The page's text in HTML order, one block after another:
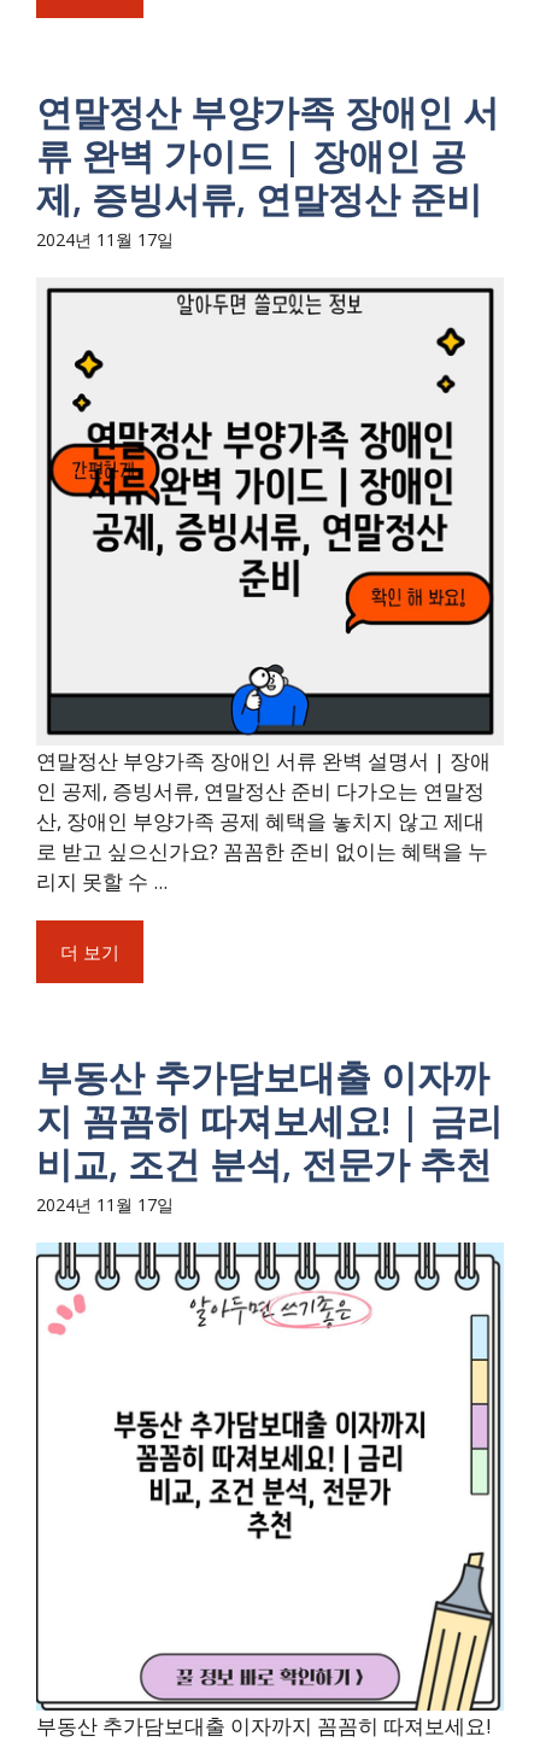
연말정산 부양가족 장애인 서
류 완벽 가이드 | 장애인 공
제, 증빙서류, 연말정산 준비
2024년 11월 17일
연말정산 부양가족 장애인 서류 완벽 설명서 | 장애
인 공제, 증빙서류, 연말정산 준비 다가오는 연말정
산, 장애인 부양가족 공제 혜택을 놓치지 않고 제대
로 받고 싶으신가요? 꼼꼼한 준비 없이는 혜택을 누
리지 못할 수 ...
더 보기
부동산 추가담보대출 이자까
지 꼼꼼히 따져보세요! | 금리
비교, 조건 분석, 전문가 추천
2024년 11월 17일
부동산 추가담보대출 이자까지 꼼꼼히 따져보세요!